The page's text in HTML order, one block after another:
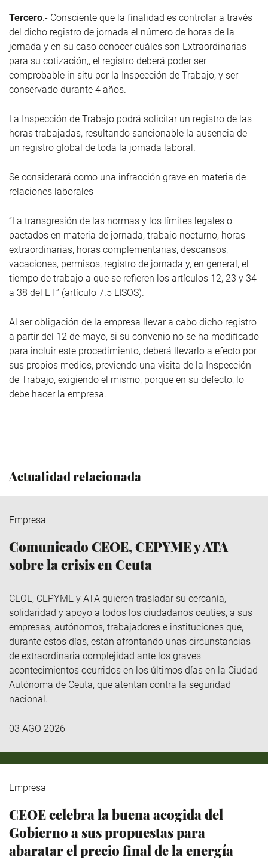
Tercero.- Consciente que la finalidad es controlar a través
del dicho registro de jornada el número de horas de la
jornada y en su caso conocer cuáles son Extraordinarias
para su cotización,, el registro deberá poder ser
comprobable in situ por la Inspección de Trabajo, y ser
conservado durante 4 años.
La Inspección de Trabajo podrá solicitar un registro de las
horas trabajadas, resultando sancionable la ausencia de
un registro global de toda la jornada laboral.
Se considerará como una infracción grave en materia de
relaciones laborales
“La transgresión de las normas y los límites legales o
pactados en materia de jornada, trabajo nocturno, horas
extraordinarias, horas complementarias, descansos,
vacaciones, permisos, registro de jornada y, en general, el
tiempo de trabajo a que se refieren los artículos 12, 23 y 34
a 38 del ET” (artículo 7.5 LISOS).
Al ser obligación de la empresa llevar a cabo dicho registro
a partir del 12 de mayo, si su convenio no se ha modificado
para incluir este procedimiento, deberá llevarlo a efecto por
sus propios medios, previendo una visita de la Inspección
de Trabajo, exigiendo el mismo, porque en su defecto, lo
debe hacer la empresa.
Actualidad relacionada
Empresa
Comunicado CEOE, CEPYME y ATA
sobre la crisis en Ceuta
CEOE, CEPYME y ATA quieren trasladar su cercanía,
solidaridad y apoyo a todos los ciudadanos ceutíes, a sus
empresas, autónomos, trabajadores e instituciones que,
durante estos días, están afrontando unas circunstancias
de extraordinaria complejidad ante los graves
acontecimientos ocurridos en los últimos días en la Ciudad
Autónoma de Ceuta, que atentan contra la seguridad
nacional.
03 AGO 2026
Empresa
CEOE celebra la buena acogida del
Gobierno a sus propuestas para
abaratar el precio final de la energía